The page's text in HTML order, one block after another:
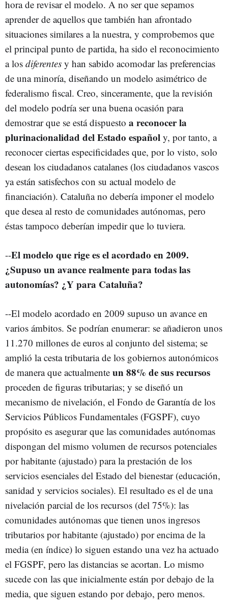
hora de revisar el modelo. A no ser que sepamos
aprender de aquellos que también han afrontado
situaciones similares a la nuestra, y comprobemos que
el principal punto de partida, ha sido el reconocimiento
a los diferentes y han sabido acomodar las preferencias
de una minoría, diseñando un modelo asimétrico de
federalismo fiscal. Creo, sinceramente, que la revisión
del modelo podría ser una buena ocasión para
demostrar que se está dispuesto a reconocer la
plurinacionalidad del Estado español y, por tanto, a
reconocer ciertas especificidades que, por lo visto, solo
desean los ciudadanos catalanes (los ciudadanos vascos
ya están satisfechos con su actual modelo de
financiación). Cataluña no debería imponer el modelo
que desea al resto de comunidades autónomas, pero
éstas tampoco deberían impedir que lo tuviera.
--El modelo que rige es el acordado en 2009.
¿Supuso un avance realmente para todas las
autonomías? ¿Y para Cataluña?
--El modelo acordado en 2009 supuso un avance en
varios ámbitos. Se podrían enumerar: se añadieron unos
11.270 millones de euros al conjunto del sistema; se
amplió la cesta tributaria de los gobiernos autonómicos
de manera que actualmente un 88% de sus recursos
proceden de figuras tributarias; y se diseñó un
mecanismo de nivelación, el Fondo de Garantía de los
Servicios Públicos Fundamentales (FGSPF), cuyo
propósito es asegurar que las comunidades autónomas
dispongan del mismo volumen de recursos potenciales
por habitante (ajustado) para la prestación de los
servicios esenciales del Estado del bienestar (educación,
sanidad y servicios sociales). El resultado es el de una
nivelación parcial de los recursos (del 75%): las
comunidades autónomas que tienen unos ingresos
tributarios por habitante (ajustado) por encima de la
media (en índice) lo siguen estando una vez ha actuado
el FGSPF, pero las distancias se acortan. Lo mismo
sucede con las que inicialmente están por debajo de la
media, que siguen estando por debajo, pero menos.